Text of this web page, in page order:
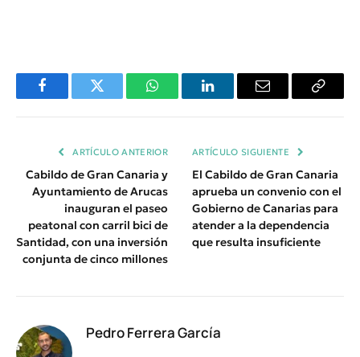
FacebookTwitter WhatsAppLinkedInEmail
Copiar
ARTÍCULO ANTERIOR
Cabildo de Gran Canaria y
Ayuntamiento de Arucas
inauguran el paseo
peatonal con carril bici de
Santidad, con una inversión
conjunta de cinco millones
ARTÍCULO SIGUIENTE
El Cabildo de Gran Canaria
aprueba un convenio con el
Gobierno de Canarias para
atender a la dependencia
que resulta insuficiente
Pedro Ferrera García